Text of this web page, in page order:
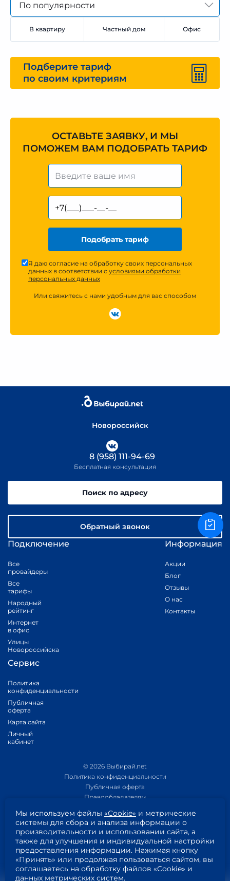
По популярности
В квартиру Частный дом Офис
Подберите тариф
по своим критериям
ОСТАВЬТЕ ЗАЯВКУ, И МЫ
ПОМОЖЕМ ВАМ ПОДОБРАТЬ ТАРИФ
Подобрать тариф
Я даю согласие на обработку своих персональных
данных в соответствии с условиями обработки
персональных данных
Или свяжитесь с нами удобным для вас способом
Новороссийск
Подключение
Все
провайдеры
Все
тарифы
Народный
рейтинг
Интернет
в офис
Улицы
Новороссийска
Информация
Акции
Блог
Отзывы
О нас
Контакты
Сервис
Политика
конфиденциальности
Публичная
оферта
Карта сайта
Личный
кабинет
8 (958) 111-94-69
Бесплатная консультация
Поиск по адресу
Обратный звонок
© 2026 Выбирай.net
Политика конфиденциальности
Публичная оферта
Правообладателям
Приложение 1
Приложение 2
Пользовательское соглашение
Согласие на обработку персональных данных
Мы используем файлы «Cookie» и метрические
системы для сбора и анализа информации о
производительности и использовании сайта, а
также для улучшения и индивидуальной настройки
предоставления информации. Нажимая кнопку
«Принять» или продолжая пользоваться сайтом, вы
соглашаетесь на обработку файлов «Cookie» и
данных метрических систем.